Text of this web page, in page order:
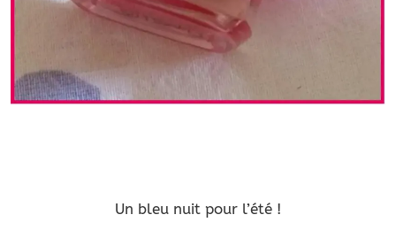
Un bleu nuit pour l’été !